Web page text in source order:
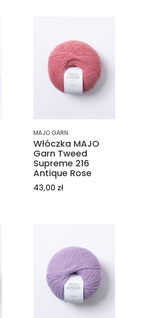
MAJO GARN
Włóczka MAJO
Garn Tweed
Supreme 216
Antique Rose
Cena
43,00 zł